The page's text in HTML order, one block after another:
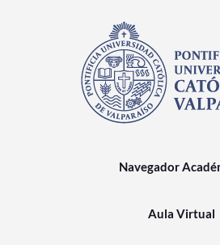
Navegador
Aula Virtual